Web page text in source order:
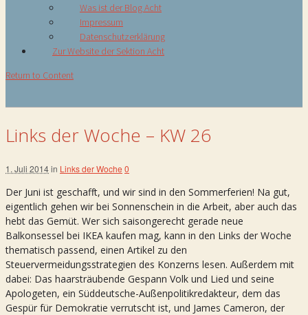
Was ist der Blog Acht
Impressum
Datenschutzerklärung
Zur Website der Sektion Acht
Return to Content
Links der Woche – KW 26
1. Juli 2014in Links der Woche 0
Der Juni ist geschafft, und wir sind in den Sommerferien! Na gut,
eigentlich gehen wir bei Sonnenschein in die Arbeit, aber auch das
hebt das Gemüt. Wer sich saisongerecht gerade neue
Balkonsessel bei IKEA kaufen mag, kann in den Links der Woche
thematisch passend, einen Artikel zu den
Steuervermeidungsstrategien des Konzerns lesen. Außerdem mit
dabei: Das haarsträubende Gespann Volk und Lied und seine
Apologeten, ein Süddeutsche-Außenpolitikredakteur, dem das
Gespür für Demokratie verrutscht ist, und James Cameron, der